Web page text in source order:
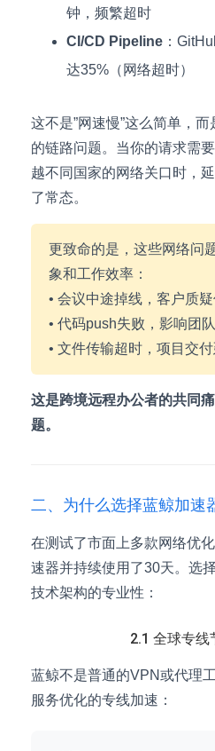
钟，频繁超时
CI/CD Pipeline ：
达35%（网络超时）
这不是”网速慢”这么简单，
的链路问题。当你的请求需
越不同国家的网络关口时，
了常态。
更致命的是，这些网络问
象和工作效率：
• 会议中途掉线，客户质
• 代码push失败，影响团
• 文件传输超时，项目交
这是跨境远程办公者的共同
题。
二、为什么选择蓝鲸加速
在测试了市面上多款网络优
速器并持续使用了30天。选
技术架构的专业性：
2.1 全球专线
蓝鲸不是普通的VPN或代理
服务优化的专线加速：